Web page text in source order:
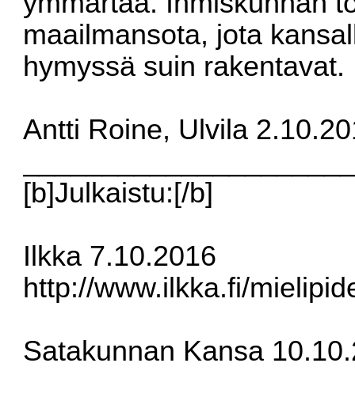
maailmansota, jota
hymyssä suin rakentavat.
Antti Roine, Ulvila
[b]Julkaistu:[/b]
Ilkka 7.10.2016
http://www.ilkka.fi/
Satakunnan Kansa